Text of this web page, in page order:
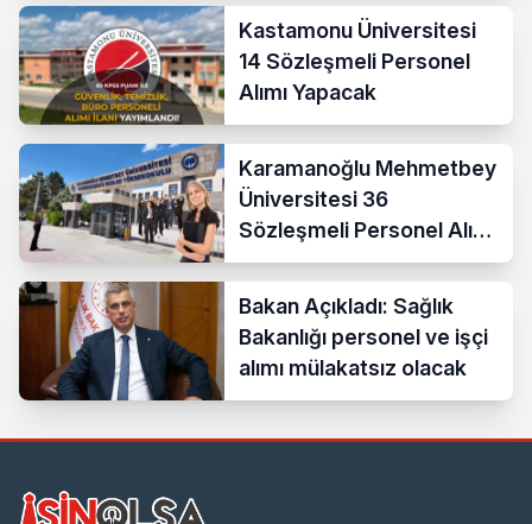
Kastamonu Üniversitesi
14 Sözleşmeli Personel
Alımı Yapacak
Karamanoğlu Mehmetbey
Üniversitesi 36
Sözleşmeli Personel Alımı
Yapacak
Bakan Açıkladı: Sağlık
Bakanlığı personel ve işçi
alımı mülakatsız olacak